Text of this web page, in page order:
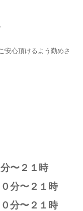
安心頂けるよう勤めさ
〜２１時
分〜２１時
分〜２１時